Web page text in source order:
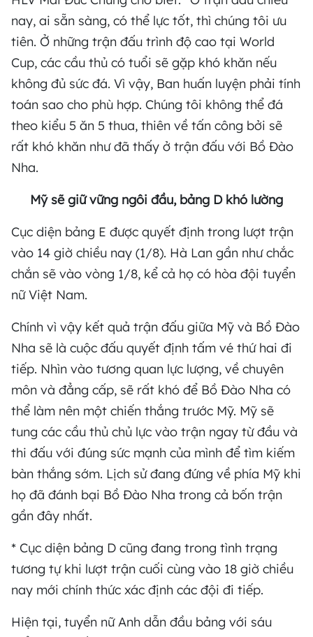
nay, ai sẵn sàng, có thể lực tốt, thì chúng tôi ưu
tiên. Ở những trận đấu trình độ cao tại World
Cup, các cầu thủ có tuổi sẽ gặp khó khăn nếu
không đủ sức đá. Vì vậy, Ban huấn luyện phải tính
toán sao cho phù hợp. Chúng tôi không thể đá
theo kiểu 5 ăn 5 thua, thiên về tấn công bởi sẽ
rất khó khăn như đã thấy ở trận đấu với Bồ Đào
Nha.
Mỹ sẽ giữ vững ngôi đầu, bảng D khó lường
Cục diện bảng E được quyết định trong lượt trận
vào 14 giờ chiều nay (1/8). Hà Lan gần như chắc
chắn sẽ vào vòng 1/8, kể cả họ có hòa đội tuyển
nữ Việt Nam.
Chính vì vậy kết quả trận đấu giữa Mỹ và Bồ Đào
Nha sẽ là cuộc đấu quyết định tấm vé thứ hai đi
tiếp. Nhìn vào tương quan lực lượng, về chuyên
môn và đẳng cấp, sẽ rất khó để Bồ Đào Nha có
thể làm nên một chiến thắng trước Mỹ. Mỹ sẽ
tung các cầu thủ chủ lực vào trận ngay từ đầu và
thi đấu với đúng sức mạnh của mình để tìm kiếm
bàn thắng sớm. Lịch sử đang đứng về phía Mỹ khi
họ đã đánh bại Bồ Đào Nha trong cả bốn trận
gần đây nhất.
* Cục diện bảng D cũng đang trong tình trạng
tương tự khi lượt trận cuối cùng vào 18 giờ chiều
nay mới chính thức xác định các đội đi tiếp.
Hiện tại, tuyển nữ Anh dẫn đầu bảng với sáu